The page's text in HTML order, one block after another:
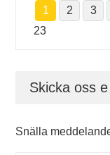
1 2 3
23
Skicka oss
Snälla